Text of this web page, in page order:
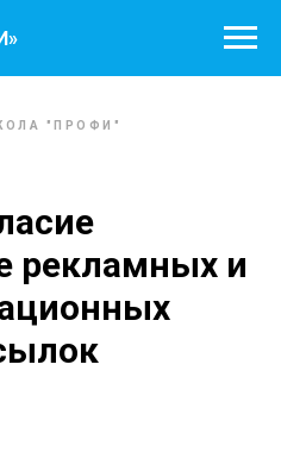
"ПРОФИ"
рекламных и